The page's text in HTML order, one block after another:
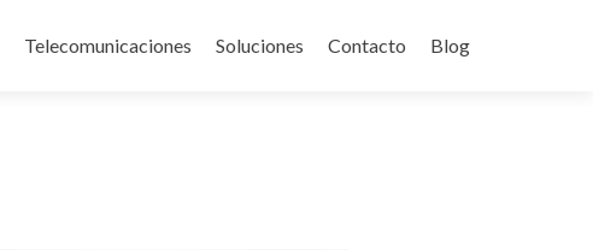
Telecomunicaciones Soluciones Contacto Blog